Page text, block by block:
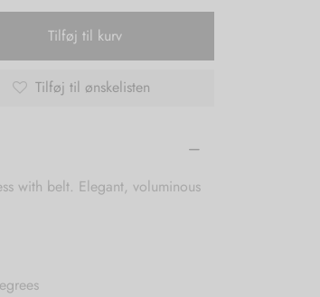
Tilføj til kurv
Tilføj til ønskelisten
with belt. Elegant, voluminous